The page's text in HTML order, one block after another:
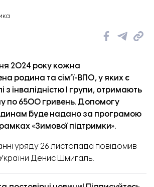
2024 року кожна
родина та сім’ї-ВПО, у яких є
з інвалідністю І групи, отримають
по 6500 гривень. Допомогу
буде надано за програмою
«Зимової підтримки».
уряду 26 листопада повідомив
України Денис Шмигаль.